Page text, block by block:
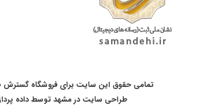
تمامی حقوق این سایت برای فروشگاه
طراحی سایت در مشهد توسطداده